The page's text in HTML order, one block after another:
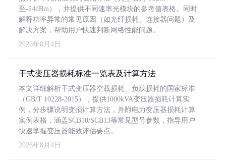
至-24dBm），并提供不同速率光模块的参考值表格。同时
解释功率异常的常见原因（如光纤损耗、连接器问题）及
解决方案，帮助用户快速判断网络性能问题。
2026年8月4日
干式变压器损耗标准一览表及计算方法
本文详细解析干式变压器空载损耗、负载损耗的国家标准
（GB/T 10228-2015），提供1000kVA变压器损耗计算实
例，分步骤说明变损计算方法，并附电力变压器损耗计算
实例表格，涵盖SCB10/SCB13等常见型号参数，指导用户
快速掌握变压器能效评估要点。
2026年8月4日